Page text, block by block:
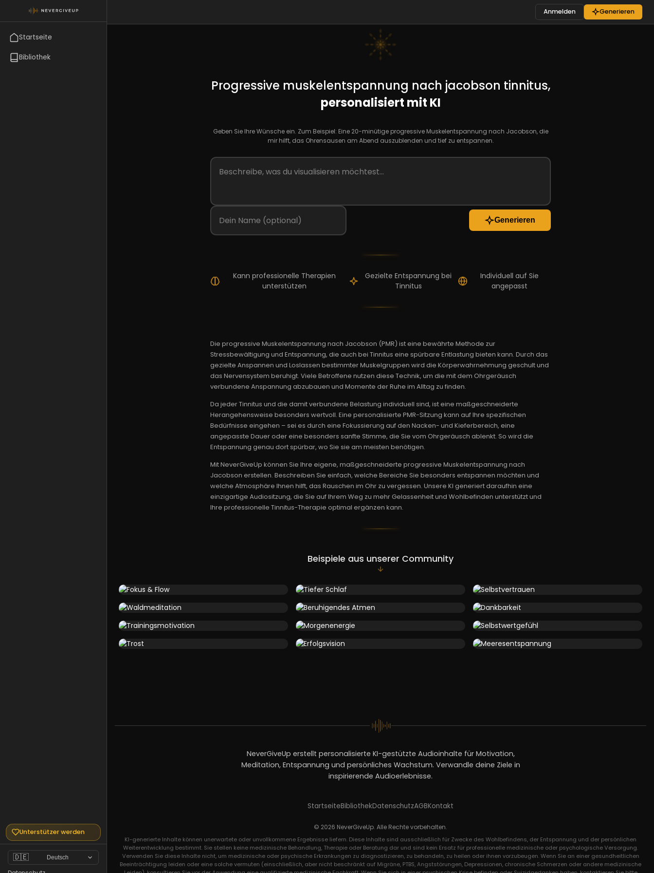
Startseite
Bibliothek
Unterstützer werden
🇩🇪 Deutsch
Anmelden Generieren
Progressive muskelentspannung nach jacobson tinnitus,
personalisiert mit KI
Geben Sie Ihre Wünsche ein. Zum Beispiel: Eine 20-minütige progressive Muskelentspannung nach Jacobson, die
mir hilft, das Ohrensausen am Abend auszublenden und tief zu entspannen.
Generieren
Kann professionelle Therapien
unterstützen
Gezielte Entspannung bei
Tinnitus
Individuell auf Sie
angepasst
Die progressive Muskelentspannung nach Jacobson (PMR) ist eine bewährte Methode zur
Stressbewältigung und Entspannung, die auch bei Tinnitus eine spürbare Entlastung bieten kann. Durch das
gezielte Anspannen und Loslassen bestimmter Muskelgruppen wird die Körperwahrnehmung geschult und
das Nervensystem beruhigt. Viele Betroffene nutzen diese Technik, um die mit dem Ohrgeräusch
verbundene Anspannung abzubauen und Momente der Ruhe im Alltag zu finden.
Da jeder Tinnitus und die damit verbundene Belastung individuell sind, ist eine maßgeschneiderte
Herangehensweise besonders wertvoll. Eine personalisierte PMR-Sitzung kann auf Ihre spezifischen
Bedürfnisse eingehen – sei es durch eine Fokussierung auf den Nacken- und Kieferbereich, eine
angepasste Dauer oder eine besonders sanfte Stimme, die Sie vom Ohrgeräusch ablenkt. So wird die
Entspannung genau dort spürbar, wo Sie sie am meisten benötigen.
Mit NeverGiveUp können Sie Ihre eigene, maßgeschneiderte progressive Muskelentspannung nach
Jacobson erstellen. Beschreiben Sie einfach, welche Bereiche Sie besonders entspannen möchten und
welche Atmosphäre Ihnen hilft, das Rauschen im Ohr zu vergessen. Unsere KI generiert daraufhin eine
einzigartige Audiositzung, die Sie auf Ihrem Weg zu mehr Gelassenheit und Wohlbefinden unterstützt und
Ihre professionelle Tinnitus-Therapie optimal ergänzen kann.
Beispiele aus unserer Community
NeverGiveUp erstellt personalisierte KI-gestützte Audioinhalte für Motivation,
Meditation, Entspannung und persönliches Wachstum. Verwandle deine Ziele in
inspirierende Audioerlebnisse.
StartseiteBibliothekDatenschutzAGBKontakt
© 2026 NeverGiveUp. Alle Rechte vorbehalten.
KI-generierte Inhalte können unerwartete oder unvollkommene Ergebnisse liefern. Diese Inhalte sind ausschließlich für Zwecke des Wohlbefindens, der Entspannung und der persönlichen
Weiterentwicklung bestimmt. Sie stellen keine medizinische Behandlung, Therapie oder Beratung dar und sind kein Ersatz für professionelle medizinische oder psychologische Versorgung.
Verwenden Sie diese Inhalte nicht, um medizinische oder psychische Erkrankungen zu diagnostizieren, zu behandeln, zu heilen oder ihnen vorzubeugen. Wenn Sie an einer gesundheitlichen
Beeinträchtigung leiden oder eine solche vermuten (einschließlich, aber nicht beschränkt auf Migräne, PTBS, Angststörungen, Depressionen, chronische Schmerzen oder andere medizinische